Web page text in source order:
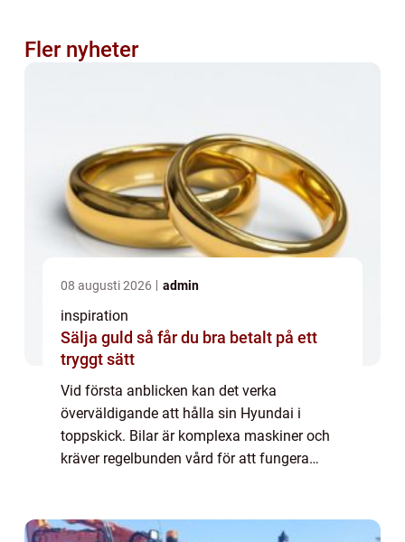
Fler nyheter
08 augusti 2026 admin
inspiration
Sälja guld så får du bra betalt på ett
tryggt sätt
Vid första anblicken kan det verka
överväldigande att hålla sin Hyundai i
toppskick. Bilar är komplexa maskiner och
kräver regelbunden vård för att fungera